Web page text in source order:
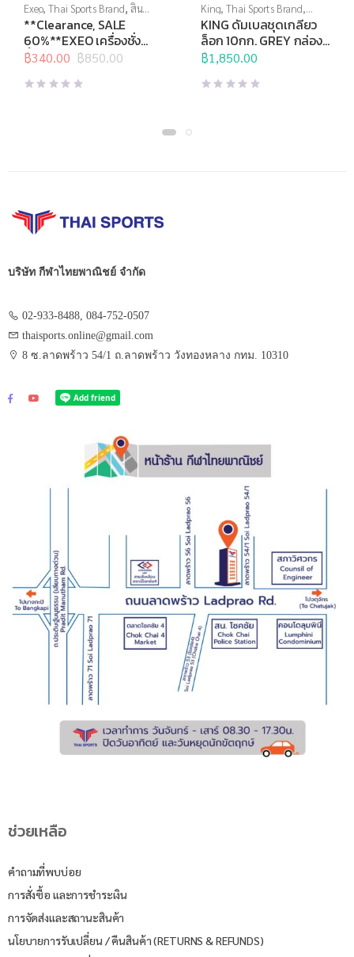
Exeo,Thai Sports Brand, สิน
ค้าล็อตสุดท้าย,อุปกรณ์เพื่อ
สุขภาพ,เครื่องชั่งน้ำหนัก, เครื่อง
ชั่งน้ำหนักวัดไขมัน
**Clearance, SALE
60%**EXEO เครื่องชั่ง
น้ำหนัก ดิจิทอล Body
฿850.00
Original
price
was:
฿340.00
Current
price
is:
King,Thai Sports Brand,
ดัมเบล ,อุปกรณ์บริหารกาย
KING ดัมเบลชุดเกลียว
ล็อก 10กก. GREY กล่อง
ABS
฿1,850.00
บริษัท กีฬาไทยพาณิชย์ จำกัด
02-933-8488, 084-752-0507
thaisports.online@gmail.com
8 ซ.ลาดพร้าว 54/1 ถ.ลาดพร้าว วังทองหลาง กทม. 10310
ช่วยเหลือ
คำถามที่พบบ่อย
การสั่งซื้อ และการชำระเงิน
การจัดส่งและสถานะสินค้า
นโยบายการรับเปลี่ยน / คืนสินค้า (RETURNS & REFUNDS)